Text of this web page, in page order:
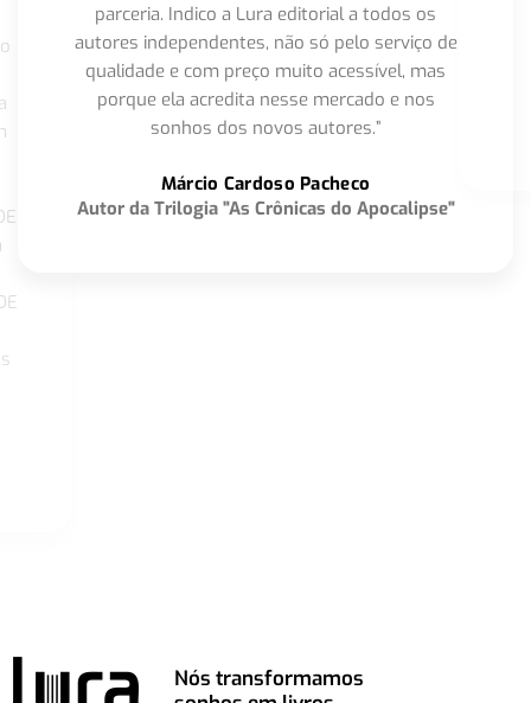
parceria. Indico a Lura editorial a todos os
autores independentes, não só pelo serviço de
qualidade e com preço muito acessível, mas
porque ela acredita nesse mercado e nos
sonhos dos novos autores.”
Márcio Cardoso Pacheco
Autor da Trilogia "As Crônicas do Apocalipse"
Nós transformamos